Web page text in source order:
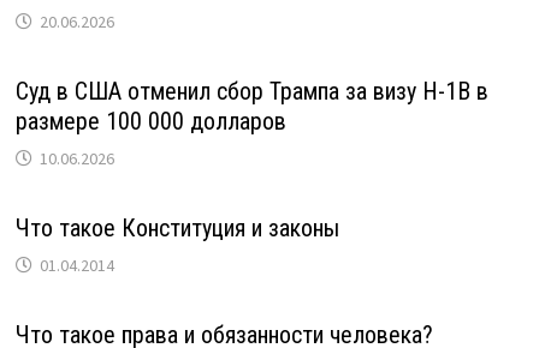
20.06.2026
Суд в США отменил сбор Трампа за визу H-1B в
размере 100 000 долларов
10.06.2026
Что такое Конституция и законы
01.04.2014
Что такое права и обязанности человека?